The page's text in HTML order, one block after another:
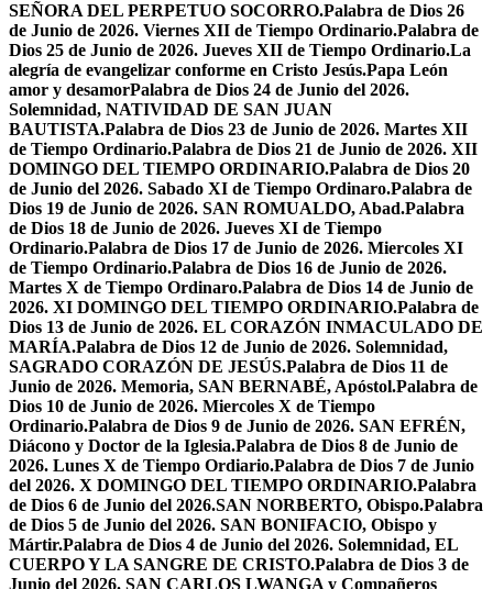
SEÑORA DEL PERPETUO SOCORRO.Palabra de Dios 26
de Junio de 2026. Viernes XII de Tiempo Ordinario.Palabra de
Dios 25 de Junio de 2026. Jueves XII de Tiempo Ordinario.La
alegría de evangelizar conforme en Cristo Jesús.Papa León
amor y desamorPalabra de Dios 24 de Junio del 2026.
Solemnidad, NATIVIDAD DE SAN JUAN
BAUTISTA.Palabra de Dios 23 de Junio de 2026. Martes XII
de Tiempo Ordinario.Palabra de Dios 21 de Junio de 2026. XII
DOMINGO DEL TIEMPO ORDINARIO.Palabra de Dios 20
de Junio del 2026. Sabado XI de Tiempo Ordinaro.Palabra de
Dios 19 de Junio de 2026. SAN ROMUALDO, Abad.Palabra
de Dios 18 de Junio de 2026. Jueves XI de Tiempo
Ordinario.Palabra de Dios 17 de Junio de 2026. Miercoles XI
de Tiempo Ordinario.Palabra de Dios 16 de Junio de 2026.
Martes X de Tiempo Ordinaro.Palabra de Dios 14 de Junio de
2026. XI DOMINGO DEL TIEMPO ORDINARIO.Palabra de
Dios 13 de Junio de 2026. EL CORAZÓN INMACULADO DE
MARÍA.Palabra de Dios 12 de Junio de 2026. Solemnidad,
SAGRADO CORAZÓN DE JESÚS.Palabra de Dios 11 de
Junio de 2026. Memoria, SAN BERNABÉ, Apóstol.Palabra de
Dios 10 de Junio de 2026. Miercoles X de Tiempo
Ordinario.Palabra de Dios 9 de Junio de 2026. SAN EFRÉN,
Diácono y Doctor de la Iglesia.Palabra de Dios 8 de Junio de
2026. Lunes X de Tiempo Ordiario.Palabra de Dios 7 de Junio
del 2026. X DOMINGO DEL TIEMPO ORDINARIO.Palabra
de Dios 6 de Junio del 2026.SAN NORBERTO, Obispo.Palabra
de Dios 5 de Junio del 2026. SAN BONIFACIO, Obispo y
Mártir.Palabra de Dios 4 de Junio del 2026. Solemnidad, EL
CUERPO Y LA SANGRE DE CRISTO.Palabra de Dios 3 de
Junio del 2026. SAN CARLOS LWANGA y Compañeros